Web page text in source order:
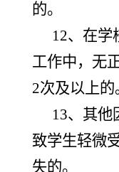
的。
12、在学
工作中，无
2次及以上的
13、其他
致学生轻微
失的。